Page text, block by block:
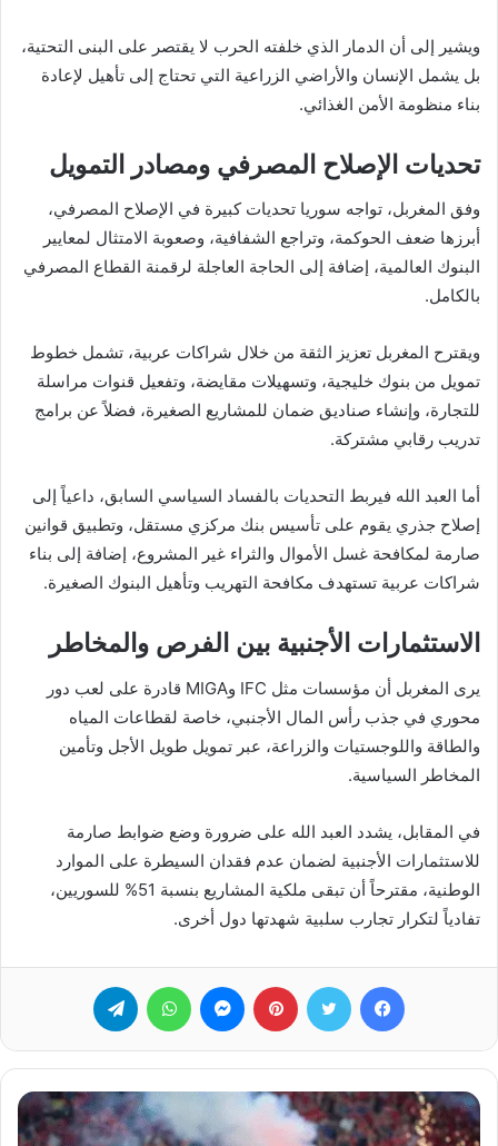
ويشير إلى أن الدمار الذي خلفته الحرب لا يقتصر على البنى التحتية،
بل يشمل الإنسان والأراضي الزراعية التي تحتاج إلى تأهيل لإعادة
بناء منظومة الأمن الغذائي.
تحديات الإصلاح المصرفي ومصادر التمويل
وفق المغربل، تواجه سوريا تحديات كبيرة في الإصلاح المصرفي،
أبرزها ضعف الحوكمة، وتراجع الشفافية، وصعوبة الامتثال لمعايير
البنوك العالمية، إضافة إلى الحاجة العاجلة لرقمنة القطاع المصرفي
بالكامل.
ويقترح المغربل تعزيز الثقة من خلال شراكات عربية، تشمل خطوط
تمويل من بنوك خليجية، وتسهيلات مقايضة، وتفعيل قنوات مراسلة
للتجارة، وإنشاء صناديق ضمان للمشاريع الصغيرة، فضلاً عن برامج
تدريب رقابي مشتركة.
أما العبد الله فيربط التحديات بالفساد السياسي السابق، داعياً إلى
إصلاح جذري يقوم على تأسيس بنك مركزي مستقل، وتطبيق قوانين
صارمة لمكافحة غسل الأموال والثراء غير المشروع، إضافة إلى بناء
شراكات عربية تستهدف مكافحة التهريب وتأهيل البنوك الصغيرة.
الاستثمارات الأجنبية بين الفرص والمخاطر
يرى المغربل أن مؤسسات مثل IFC وMIGA قادرة على لعب دور
محوري في جذب رأس المال الأجنبي، خاصة لقطاعات المياه
والطاقة واللوجستيات والزراعة، عبر تمويل طويل الأجل وتأمين
المخاطر السياسية.
في المقابل، يشدد العبد الله على ضرورة وضع ضوابط صارمة
للاستثمارات الأجنبية لضمان عدم فقدان السيطرة على الموارد
الوطنية، مقترحاً أن تبقى ملكية المشاريع بنسبة 51% للسوريين،
تفادياً لتكرار تجارب سلبية شهدتها دول أخرى.
فيسبوك تويتر بينتيريست ماسنجر واتساب